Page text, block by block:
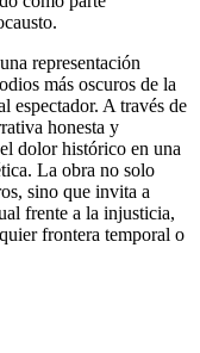
representación
más oscuros de la
espectador. A través de
honesta y
dolor histórico en una
La obra no solo
sino que invita a
frente a la injusticia,
frontera temporal o